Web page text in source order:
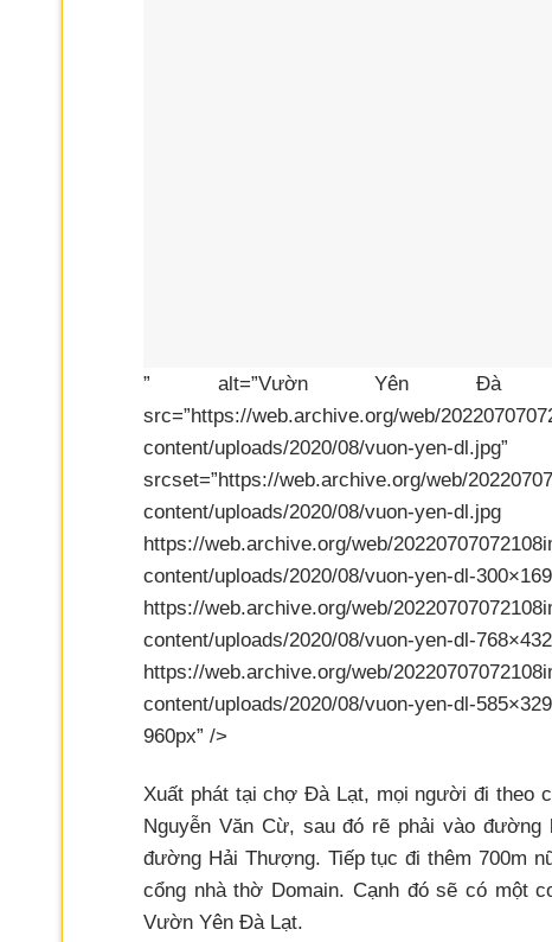
” alt=”Vườn Yên Đà Lạt”
src=”https://web.archive.org/web/
content/uploads/
srcset=”https://web.archive.org/web/
content/uploads/
https://web.archive.org/web/
content/uploads/2020/
https://web.archive.org/web/
content/uploads/2020/
https://web.archive.org/web/
content/uploads/2020/08/vuon-yen-dl-
960px” />
Xuất phát tại chợ Đà Lạt, mọi người đi theo
Nguyễn Văn Cừ, sau đó rẽ phải vào
đường Hải Thượng. Tiếp tục đi thêm 700m
cổng nhà thờ Domain. Cạnh đó sẽ có một
Vườn Yên Đà Lạt.